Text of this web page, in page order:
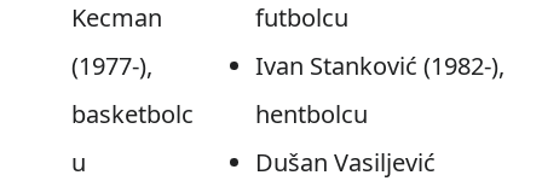
Kecman
(1977-),
basketbolc
u
futbolcu
Ivan Stanković (1982-),
hentbolcu
Dušan Vasiljević